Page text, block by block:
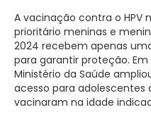
A vacinação contra o HPV
prioritário meninas e
2024 recebem apenas
para garantir proteção.
Ministério da Saúde
acesso para adolescentes
vacinaram na idade